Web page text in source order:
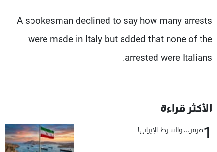
A spokesman declined to say how many arrests
were made in Italy but added that none of the
arrested were Italians.
الأكثر قراءة
1هرمز... والشرط الإيراني!